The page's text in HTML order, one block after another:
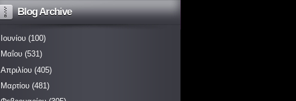
Blog Archive
Ιουνίου (100)
Μαΐου (531)
Απριλίου (405)
Μαρτίου (481)